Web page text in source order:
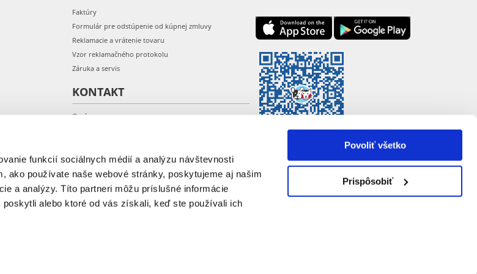
funkcií sociálnych médií a analýzu návštevnosti
ako používate naše webové stránky, poskytujeme aj našim
a analýzy. Títo partneri môžu príslušné informácie
alebo ktoré od vás získali, keď ste používali ich
Povoliť všetko
Prispôsobiť
Faktúry
Formulár pre odstúpenie od kúpnej zmluvy
Reklamacie a vrátenie tovaru
Vzor reklamačného protokolu
Záruka a servis
KONTAKT
O nás